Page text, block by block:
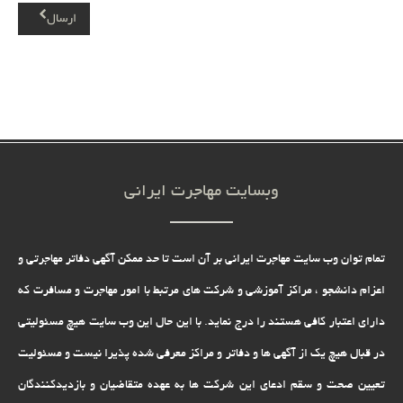
ارسال
وبسایت مهاجرت ایرانی
تمام توان وب سایت مهاجرت ایرانی بر آن است تا حد ممکن آگهی دفاتر مهاجرتی و
اعزام دانشجو ، مراکز آموزشی و شرکت های مرتبط با امور مهاجرت و مسافرت که
دارای اعتبار کافی هستند را درج نماید. با این حال این وب سایت هیچ مسئولیتی
در قبال هیچ یک از آگهی ها و دفاتر و مراکز معرفی شده پذیرا نیست و مسئولیت
تعیین صحت و سقم ادعای این شرکت ها به عهده متقاضیان و بازدیدکنندگان